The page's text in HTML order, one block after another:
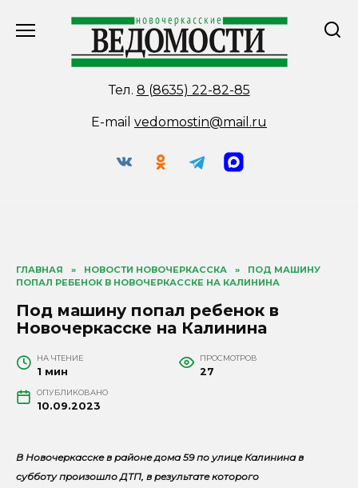
Тел. 8 (8635) 22-82-85
E-mail vedomostin@mail.ru
ГЛАВНАЯ » НОВОСТИ НОВОЧЕРКАССКА »
ПОД МАШИНУ
ПОПАЛ РЕБЕНОК В НОВОЧЕРКАССКЕ НА КАЛИНИНА
Под машину попал ребенок в
Новочеркасске на Калинина
НА ЧТЕНИЕ
1 мин
ПРОСМОТРОВ
27
ОПУБЛИКОВАНО
10.09.2023
В Новочеркасске в районе дома 59 по улице Калинина в
субботу произошло ДТП, в результате которого